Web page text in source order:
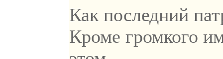
Как последний
Кроме громкого